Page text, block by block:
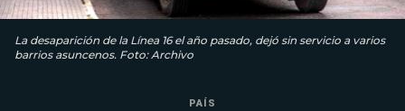
La desaparición de la Línea 16 el año pasado, dejó sin servicio a varios
barrios asuncenos. Foto: Archivo
PAÍS